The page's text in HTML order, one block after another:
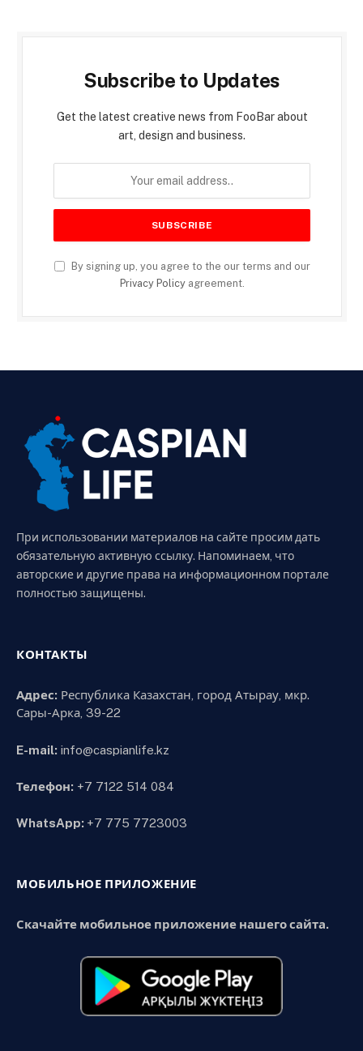
Subscribe to Updates
Get the latest creative news from FooBar about
art, design and business.
By signing up, you agree to the our terms and our
Privacy Policyagreement.
При использовании материалов на сайте просим дать
обязательную активную ссылку. Напоминаем, что
авторские и другие права на информационном портале
полностью защищены.
КОНТАКТЫ
Адрес: Республика Казахстан, город Атырау, мкр.
Сары-Арка, 39-22
E-mail: info@caspianlife.kz
Телефон: +7 7122 514 084
WhatsApp: +7 775 7723003
МОБИЛЬНОЕ ПРИЛОЖЕНИЕ
Скачайте мобильное приложение нашего сайта.